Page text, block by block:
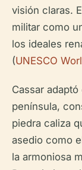
visión claras.
militar como
los ideales
(UNESCO
Cassar
península,
piedra caliza
asedio como
la armoniosa